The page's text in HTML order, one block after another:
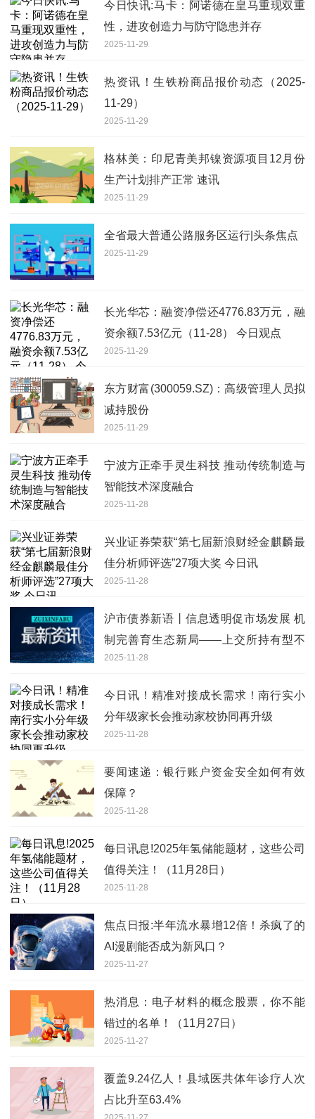
今日快讯:马卡：阿诺德在皇马重现双重
性，进攻创造力与防守隐患并存
2025-11-29
热资讯！生铁粉商品报价动态（2025-
11-29）
2025-11-29
格林美：印尼青美邦镍资源项目12月份
生产计划排产正常 速讯
2025-11-29
全省最大普通公路服务区运行|头条焦点
2025-11-29
长光华芯：融资净偿还4776.83万元，融
资余额7.53亿元（11-28） 今日观点
2025-11-29
东方财富(300059.SZ)：高级管理人员拟
减持股份
2025-11-29
宁波方正牵手灵生科技 推动传统制造与
智能技术深度融合
2025-11-28
兴业证券荣获“第七届新浪财经金麒麟最
佳分析师评选”27项大奖 今日讯
2025-11-28
沪市债券新语丨信息透明促市场发展 机
制完善育生态新局——上交所持有型不
动产ABS信披优化举措落地见效|速看
2025-11-28
今日讯！精准对接成长需求！南行实小
分年级家长会推动家校协同再升级
2025-11-28
要闻速递：银行账户资金安全如何有效
保障？
2025-11-28
每日讯息!2025年氢储能题材，这些公司
值得关注！（11月28日）
2025-11-28
焦点日报:半年流水暴增12倍！杀疯了的
AI漫剧能否成为新风口？
2025-11-27
热消息：电子材料的概念股票，你不能
错过的名单！（11月27日）
2025-11-27
覆盖9.24亿人！县域医共体年诊疗人次
占比升至63.4%